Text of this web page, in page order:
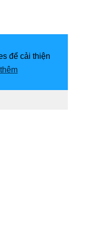
để cải thiện